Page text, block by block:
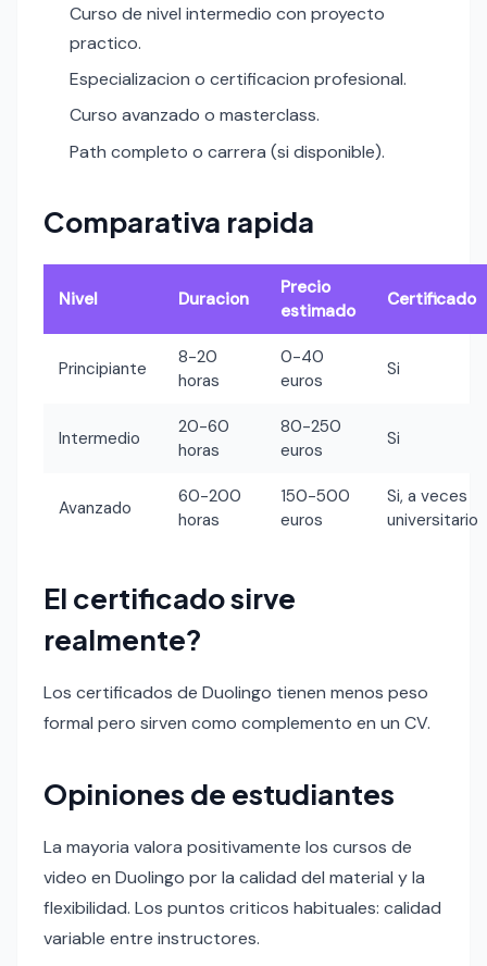
Curso de nivel intermedio con proyecto
practico.
Especializacion o certificacion profesional.
Curso avanzado o masterclass.
Path completo o carrera (si disponible).
Comparativa rapida
Nivel Duracion
Precio
estimado
Certificado
Principiante
8-20
horas
0-40
euros
Si
Intermedio
20-60
horas
80-250
euros
Si
Avanzado
60-200
horas
150-500
euros
Si, a veces
universitario
El certificado sirve
realmente?
Los certificados de Duolingo tienen menos peso
formal pero sirven como complemento en un CV.
Opiniones de estudiantes
La mayoria valora positivamente los cursos de
video en Duolingo por la calidad del material y la
flexibilidad. Los puntos criticos habituales: calidad
variable entre instructores.